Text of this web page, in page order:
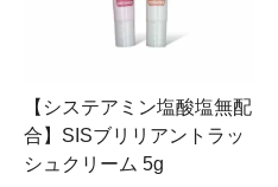
【システアミン塩酸塩無配
合】SISブリリアントラッ
シュクリーム 5g